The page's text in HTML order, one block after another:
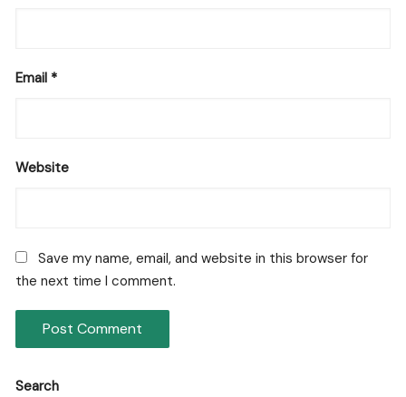
Email *
Website
Save my name, email, and website in this browser for
the next time I comment.
Search